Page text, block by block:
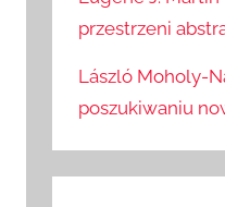
przestrzeni
László Moholy-
poszukiwaniu